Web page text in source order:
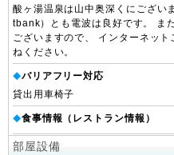
酸ヶ湯温泉は山中奥深くにござ
tbank）とも電波は良好です。 ま
ございますので、 インターネッ
ねください。
◆バリアフリー対応
貸出用車椅子
◆食事情報（レストラン情報）
部屋設備